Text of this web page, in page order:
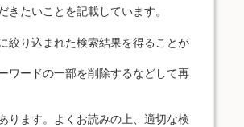
たいことを記載しています。
絞り込まれた検索結果を得ることが
ワードの一部を削除するなどして再
ります。よくお読みの上、適切な検